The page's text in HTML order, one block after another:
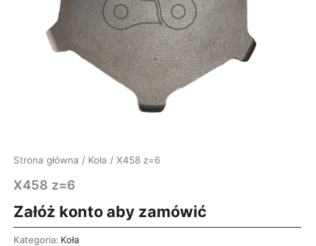
Strona główna / Koła / X458 z=6
X458 z=6
Załóż konto aby zamówić
Kategoria: Koła